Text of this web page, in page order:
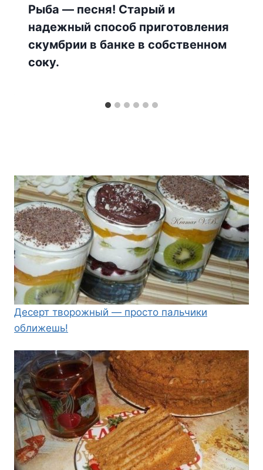
Рыба — песня! Старый и
надежный способ приготовления
скумбрии в банке в собственном
соку.
Десерт творожный — просто пальчики
оближешь!